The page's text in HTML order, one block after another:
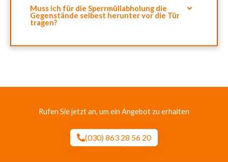
Muss ich für die Sperrmüllabholung die
Gegenstände selbest herunter vor die Tür
tragen?
Rufen Sie jetzt an, um ein Angebot zu erhalten
(030) 863 28 56 20